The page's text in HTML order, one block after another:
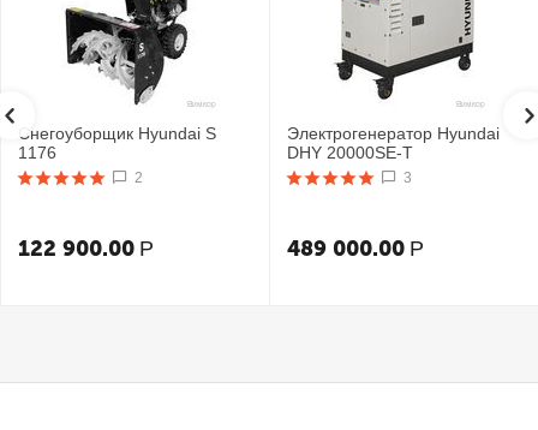
Снегоуборщик Hyundai S
1176
2
122 900.00 Р
Электрогенератор Hyundai
DHY 20000SE-T
3
489 000.00 Р